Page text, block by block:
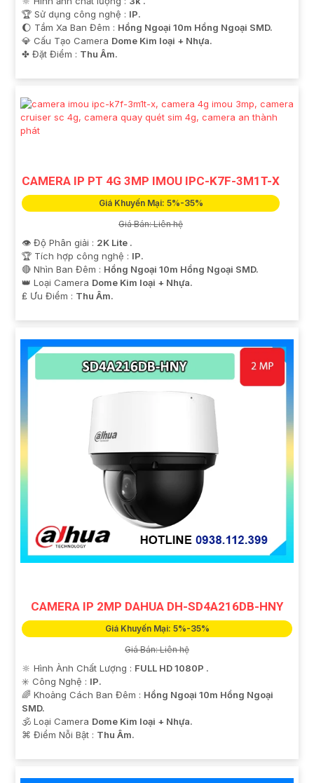
🏆 Sử dụng công nghệ : IP.
🌔 Tầm Xa Ban Đêm : Hồng Ngoại 10m Hồng Ngoại SMD.
💎 Cấu Tạo Camera Dome Kim loại + Nhựa.
️✤ Đặt Điểm : Thu Âm.
CAMERA IP PT 4G 3MP IMOU IPC-K7F-3M1T-X
Giá Khuyến Mại: 5%-35%
Giá Bán: Liên hệ
👁 Độ Phân giải : 2K Lite .
🏆 Tích hợp công nghệ : IP.
🔴 Nhìn Ban Đêm : Hồng Ngoại 10m Hồng Ngoại SMD.
👑 Loại Camera Dome Kim loại + Nhựa.
️₤ Ưu Điểm : Thu Âm.
CAMERA IP 2MP DAHUA DH-SD4A216DB-HNY
Giá Khuyến Mại: 5%-35%
Giá Bán: Liên hệ
🔆 Hình Ành Chất Lượng : FULL HD 1080P .
✳️ Công Nghệ : IP.
🌈 Khoảng Cách Ban Đêm : Hồng Ngoại 10m Hồng Ngoại
SMD.
🕉️ Loại Camera Dome Kim loại + Nhựa.
️⌘ Điểm Nỗi Bật : Thu Âm.